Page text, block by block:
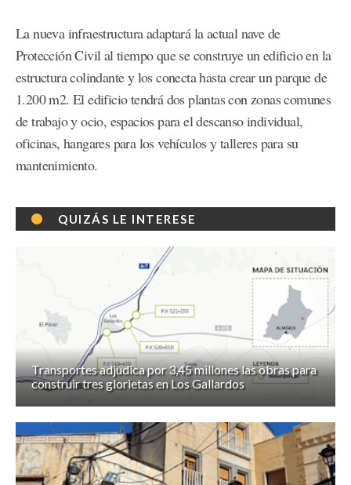
La nueva infraestructura adaptará la actual nave de
Protección Civil al tiempo que se construye un edificio en la
estructura colindante y los conecta hasta crear un parque de
1.200 m2. El edificio tendrá dos plantas con zonas comunes
de trabajo y ocio, espacios para el descanso individual,
oficinas, hangares para los vehículos y talleres para su
mantenimiento.
QUIZÁS LE INTERESE
Transportes adjudica por 3,45 millones las obras para
construir tres glorietas en Los Gallardos